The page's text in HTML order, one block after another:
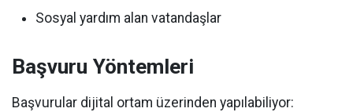
Sosyal yardım alan vatandaşlar
Başvuru Yöntemleri
Başvurular dijital ortam üzerinden yapılabiliyor: